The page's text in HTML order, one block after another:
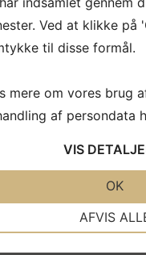
med
Ved at klikke på
til disse formål.
mere om vores brug
af persondata
VIS
AFVIS
OK